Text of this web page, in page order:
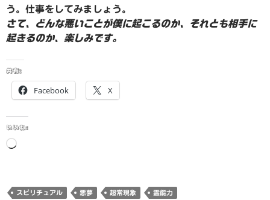
う。仕事をしてみましょう。
さて、どんな悪いことが僕に起こるのか、それとも相手に
起きるのか、楽しみです。
共有:
Facebook X
いいね:
読
み
スピリチュアル 悪夢 超常現象 霊能力